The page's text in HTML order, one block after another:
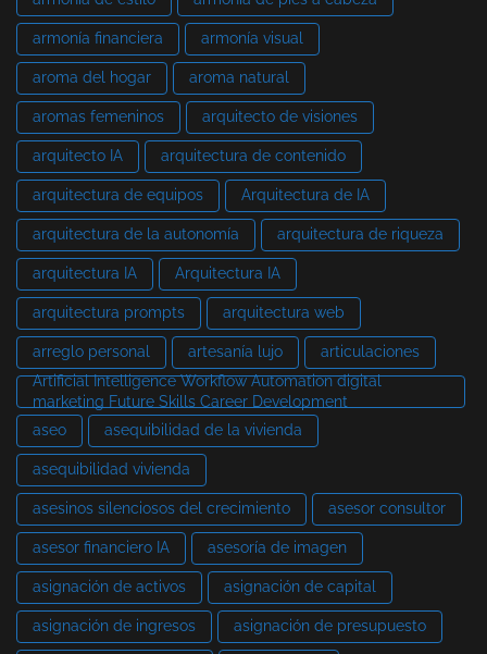
armonía financiera armonía visual
aroma del hogar aroma natural
aromas femeninos arquitecto de visiones
arquitecto IA arquitectura de contenido
arquitectura de equipos Arquitectura de IA
arquitectura de la autonomía arquitectura de riqueza
arquitectura IA Arquitectura IA
arquitectura prompts arquitectura web
arreglo personal artesanía lujo
articulaciones
Artificial Intelligence Workflow Automation digital
marketing Future Skills Career Development
aseo
asequibilidad de la vivienda
asequibilidad vivienda
asesinos silenciosos del crecimiento asesor consultor
asesor financiero IA asesoría de imagen
asignación de activos asignación de capital
asignación de ingresos asignación de presupuesto